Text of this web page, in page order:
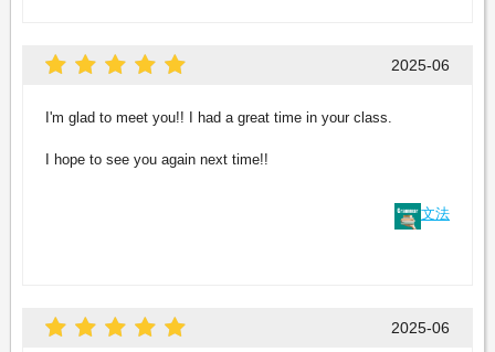
2025-06
I'm glad to meet you!! I had a great time in your class.
I hope to see you again next time!!
文法
2025-06